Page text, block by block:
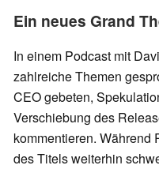
Ein neues Grand
In einem Podcast mit
zahlreiche Themen
CEO gebeten,
Verschiebung des
kommentieren. Während
des Titels weiterhin